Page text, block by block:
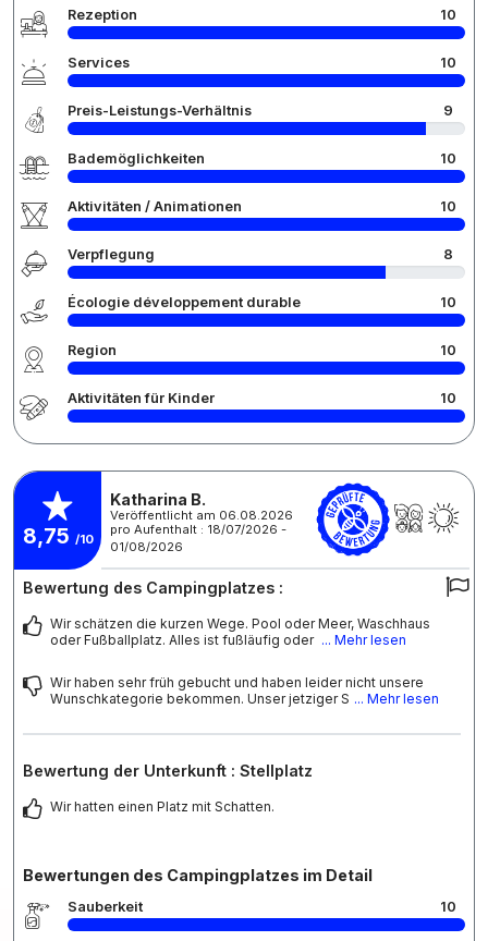
Rezeption 10
Services 10
Preis-Leistungs-Verhältnis 9
Bademöglichkeiten 10
Aktivitäten / Animationen 10
Verpflegung 8
Écologie développement durable 10
Region 10
Aktivitäten für Kinder 10
8,75 /10
Katharina B.
Veröffentlicht am 06.08.2026
pro Aufenthalt : 18/07/2026 -
01/08/2026
Bewertung des Campingplatzes :
Wir schätzen die kurzen Wege. Pool oder Meer, Waschhaus
oder Fußballplatz. Alles ist fußläufig oder ... Mehr lesen
Wir haben sehr früh gebucht und haben leider nicht unsere
Wunschkategorie bekommen. Unser jetziger S ... Mehr lesen
Bewertung der Unterkunft : Stellplatz
Wir hatten einen Platz mit Schatten.
Bewertungen des Campingplatzes im Detail
Sauberkeit 10